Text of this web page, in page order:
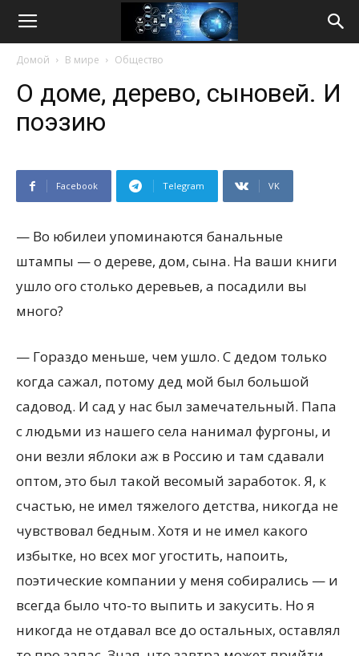
Life
Домой В мире Общество
О доме, дерево, сыновей. И
поэзию
Facebook Telegram VK
— Во юбилеи упоминаются банальные
штампы — о дереве, дом, сына. На ваши книги
ушло ого столько деревьев, а посадили вы
много?
— Гораздо меньше, чем ушло. С дедом только
когда сажал, потому дед мой был большой
садовод. И сад у нас был замечательный. Папа
с людьми из нашего села нанимал фургоны, и
они везли яблоки аж в Россию и там сдавали
оптом, это был такой весомый заработок. Я, к
счастью, не имел тяжелого детства, никогда не
чувствовал бедным. Хотя и не имел какого
избытке, но всех мог угостить, напоить,
поэтические компании у меня собирались — и
всегда было что-то выпить и закусить. Но я
никогда не отдавал все до остальных, оставлял